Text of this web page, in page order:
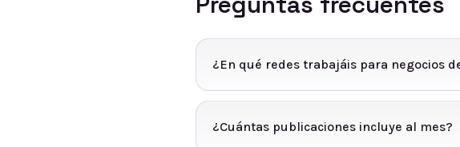
¿En qué redes trabajáis para negocios
¿Cuántas publicaciones incluye al mes?